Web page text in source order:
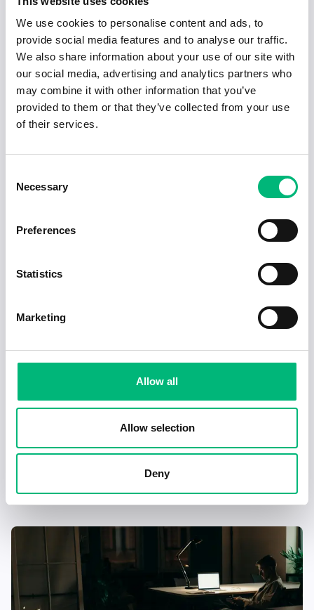
We use cookies to personalise content and ads, to
provide social media features and to analyse our traffic.
We also share information about your use of our site with
our social media, advertising and analytics partners who
may combine it with other information that you’ve
provided to them or that they’ve collected from your use
of their services.
Selection
Necessary
Preferences
Statistics
Marketing
Allow all
Allow selection
Deny
marknadsföring i Arboga
Butiksmedarbetare, Willys Hemma Arboga
Centrum
WiLLY:S AB
Speditionshandläggare utrikes med
Säljare Vilt & Fisk - Arboga / Kungsör /
LIDL SVERIGE KOMMANDITBOLAG
Senaste publiceringarna i Jobbnytt